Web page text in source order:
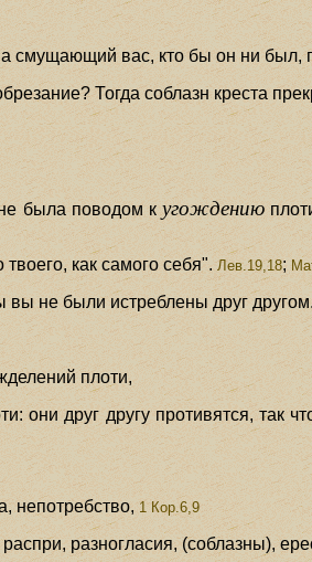
смущающий вас, кто бы он ни был,
Тогда соблазн креста
была поводом к угождению
как самого себя". Лев.19,18;
вы не были истреблены друг другом.
плоти,
они друг другу противятся, так
непотребство, 1 Кор.6,9
разногласия, (соблазны),